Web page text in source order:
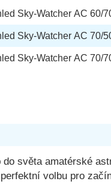
Sky-Watcher AC 60/
Sky-Watcher AC 70/
Sky-Watcher AC 70/
světa amatérské
volbu pro